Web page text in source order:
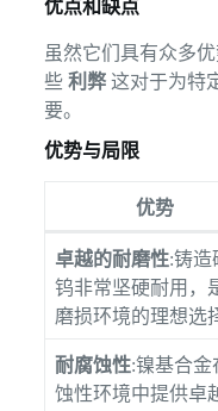
优点和缺点
虽然它们具有众多
些 利弊这对于为特
要。
优势与局限
优势
卓越的耐磨性:铸造
钨非常坚硬耐用，
磨损环境的理想选
耐腐蚀性:镍基合金
蚀性环境中提供卓